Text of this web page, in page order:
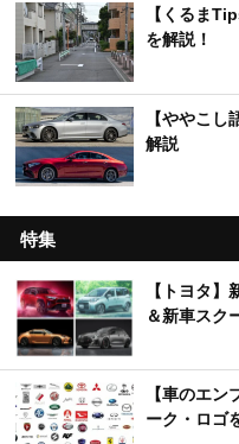
【くるま
を解説！
【ややこ
解説
特集
【トヨタ
＆新車スク
【車のエ
ーク・ロゴ